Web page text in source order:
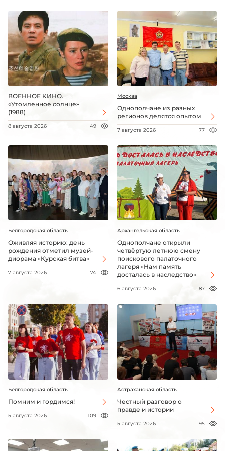
ВОЕННОЕ КИНО.
«Утомленное солнце»
(1988)
8 августа 2026 49
Москва
Однополчане из разных
регионов делятся опытом
7 августа 2026 77
Белгородская область
Оживляя историю: день
рождения отметил музей-
диорама «Курская битва»
7 августа 2026 74
Архангельская область
Однополчане открыли
четвёртую летнюю смену
поискового палаточного
лагеря «Нам память
досталась в наследство»
6 августа 2026 87
Белгородская область
Помним и гордимся!
5 августа 2026 109
Астраханская область
Честный разговор о
правде и истории
5 августа 2026 95